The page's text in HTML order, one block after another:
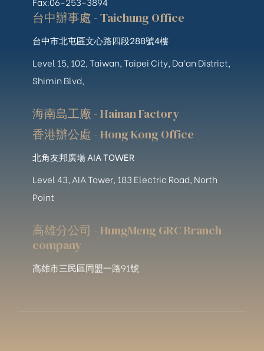
台中辦事處 - Taichung Office
台中市北屯區文心路四段288號4樓
Level 15, 102, Taiwan, Taipei City, Da’an District,
Shimin Blvd,
海南島工廠 - Hainan Factory
香港辦公處 - Hong Kong Office
北角友邦廣場 AIA TOWER
Level 43, AIA Tower, 183 Electric Road, North
Point
高雄分公司 - HungMeng GRC Branch
company
高雄市三民區同盟一路91號